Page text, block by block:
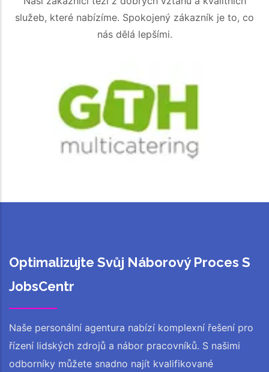
služeb, které nabízíme. Spokojený zákazník je to, co
nás dělá lepšími.
Optimalizujte Svůj Náborový Proces S
JobsCentr
Naše personální agentura nabízí komplexní řešení pro
řízení lidských zdrojů a nábor pracovníků. S našimi
odborníky můžete snadno najít kvalifikované